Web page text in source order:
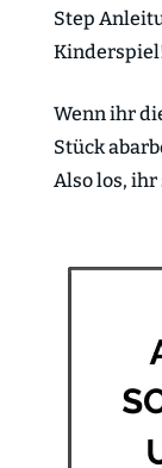
Step
Wenn ihr
Stück
Also los,